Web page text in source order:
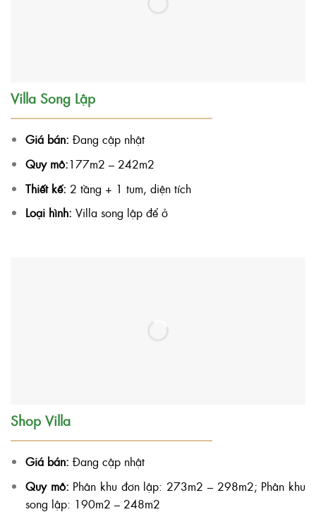
Villa Song Lập
Giá bán: Đang cập nhật
Quy mô:177m2 – 242m2
Thiết kế: 2 tầng + 1 tum, diện tích
Loại hình: Villa song lập để ở
Shop Villa
Giá bán: Đang cập nhật
Quy mô: Phân khu đơn lập: 273m2 – 298m2; Phân khu
song lập: 190m2 – 248m2